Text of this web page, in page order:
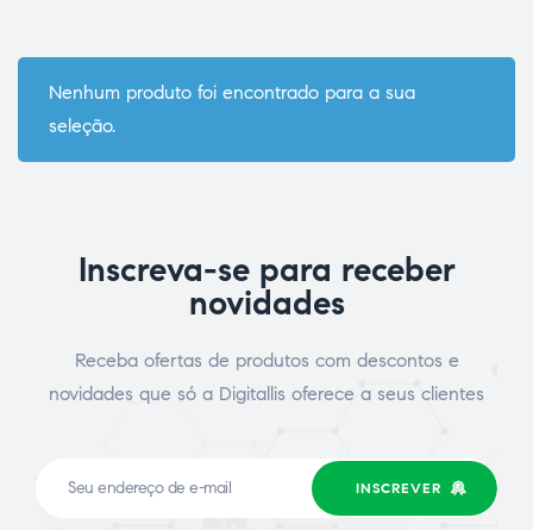
Nenhum produto foi encontrado para a sua
seleção.
Inscreva-se para receber
novidades
Receba ofertas de produtos com descontos e
novidades que só a Digitallis oferece a seus clientes
INSCREVER